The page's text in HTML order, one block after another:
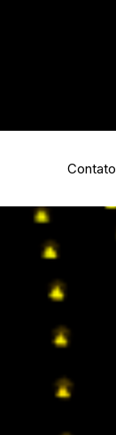
Contato